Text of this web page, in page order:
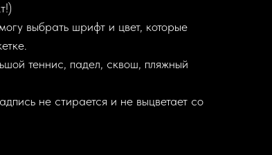
выбрать шрифт и цвет, которые
теннис, падел, сквош, пляжный
не стирается и не выцветает со